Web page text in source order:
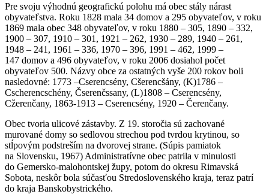
Pre svoju výhodnú geografickú polohu má obec stály nárast
obyvateľstva. Roku 1828 mala 34 domov a 295 obyvateľov, v roku
1869 mala obec 348 obyvateľov, v roku 1880 – 305, 1890 – 332,
1900 – 307, 1910 – 301, 1921 – 262, 1930 – 289, 1940 – 261,
1948 – 241, 1961 – 336, 1970 – 396, 1991 – 462, 1999 –
147 domov a 496 obyvateľov, v roku 2006 dosiahol počet
obyvateľov 500. Názvy obce za ostatných vyše 200 rokov boli
nasledovné: 1773 –Cserencsény, Cšerencšány, (K)1786 –
Cscherencschény, Čserenčssany, (L)1808 – Cserencsény,
Cžerenčany, 1863-1913 – Cserencsény, 1920 – Čerenčany.
Obec tvoria ulicové zástavby. Z 19. storočia sú zachované
murované domy so sedlovou strechou pod tvrdou krytinou, so
stĺpovým podstreším na dvorovej strane. (Súpis pamiatok
na Slovensku, 1967) Administratívne obec patrila v minulosti
do Gemersko-malohontskej župy, potom do okresu Rimavská
Sobota, neskôr bola súčasťou Stredoslovenského kraja, teraz patrí
do kraja Banskobystrického.